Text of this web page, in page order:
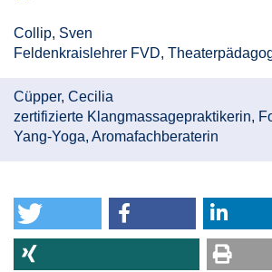
Collip, Sven
Feldenkraislehrer FVD,
Cüpper, Cecilia
zertifizierte Klangmassagepraktikerin,
Yang-Yoga, Aromafachberaterin